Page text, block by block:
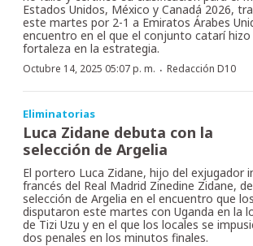
Estados Unidos, México y Canadá 2026,
este martes por 2-1 a Emiratos Árabes
encuentro en el que el conjunto catarí hizo
fortaleza en la estrategia.
Octubre 14, 2025 05:07 p. m. · Redacción D10
Eliminatorias
Luca Zidane debuta con la
selección de Argelia
El portero Luca Zidane, hijo del exjugador
francés del Real Madrid Zinedine Zidane,
selección de Argelia en el encuentro que los
disputaron este martes con Uganda en la
de Tizi Uzu y en el que los locales se
dos penales en los minutos finales.